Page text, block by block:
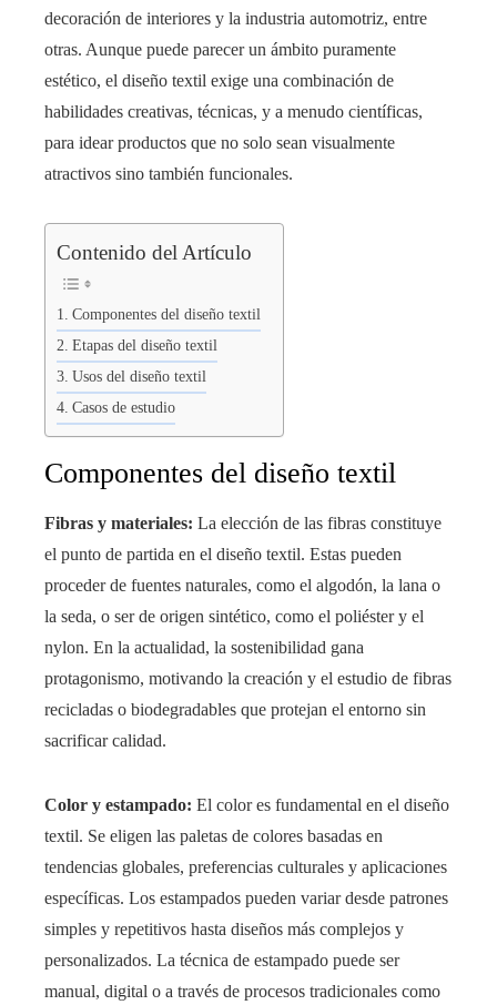
decoración de interiores y la industria automotriz, entre
otras. Aunque puede parecer un ámbito puramente
estético, el diseño textil exige una combinación de
habilidades creativas, técnicas, y a menudo científicas,
para idear productos que no solo sean visualmente
atractivos sino también funcionales.
Contenido del Artículo
Componentes del diseño textil
Etapas del diseño textil
Usos del diseño textil
Casos de estudio
Componentes del diseño textil
Fibras y materiales: La elección de las fibras constituye
el punto de partida en el diseño textil. Estas pueden
proceder de fuentes naturales, como el algodón, la lana o
la seda, o ser de origen sintético, como el poliéster y el
nylon. En la actualidad, la sostenibilidad gana
protagonismo, motivando la creación y el estudio de fibras
recicladas o biodegradables que protejan el entorno sin
sacrificar calidad.
Color y estampado: El color es fundamental en el diseño
textil. Se eligen las paletas de colores basadas en
tendencias globales, preferencias culturales y aplicaciones
específicas. Los estampados pueden variar desde patrones
simples y repetitivos hasta diseños más complejos y
personalizados. La técnica de estampado puede ser
manual, digital o a través de procesos tradicionales como